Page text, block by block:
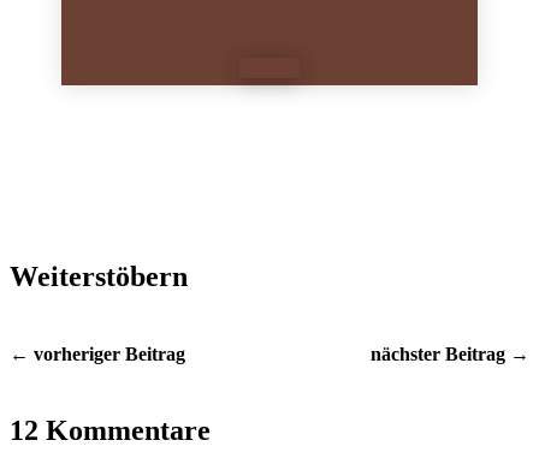
Weiterstöbern
← vorheriger Beitrag nächster Beitrag →
12 Kommentare